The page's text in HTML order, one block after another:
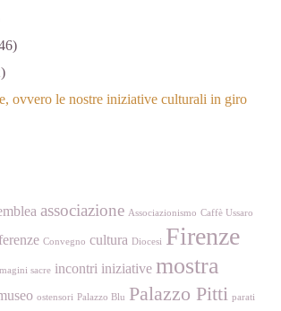
ovvero le nostre iniziative culturali in giro
associazione Associazionismo Caffè Ussaro
Convegno cultura Diocesi Firenze
sacre incontri iniziative mostra
ostensori Palazzo Blu Palazzo Pitti parati